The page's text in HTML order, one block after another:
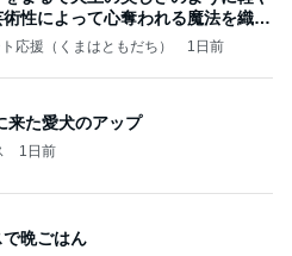
性によって心奪われる魔法を織り
応援（くまはともだち） 1日前
来た愛犬のアップ
1日前
晩ごはん